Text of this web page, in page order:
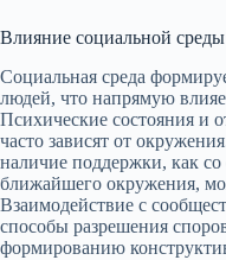
Влияние социальной
Социальная среда
людей, что напрямую
Психические состояния и
часто зависят от
наличие поддержки, как
ближайшего окружения,
Взаимодействие с
способы разрешения
формированию